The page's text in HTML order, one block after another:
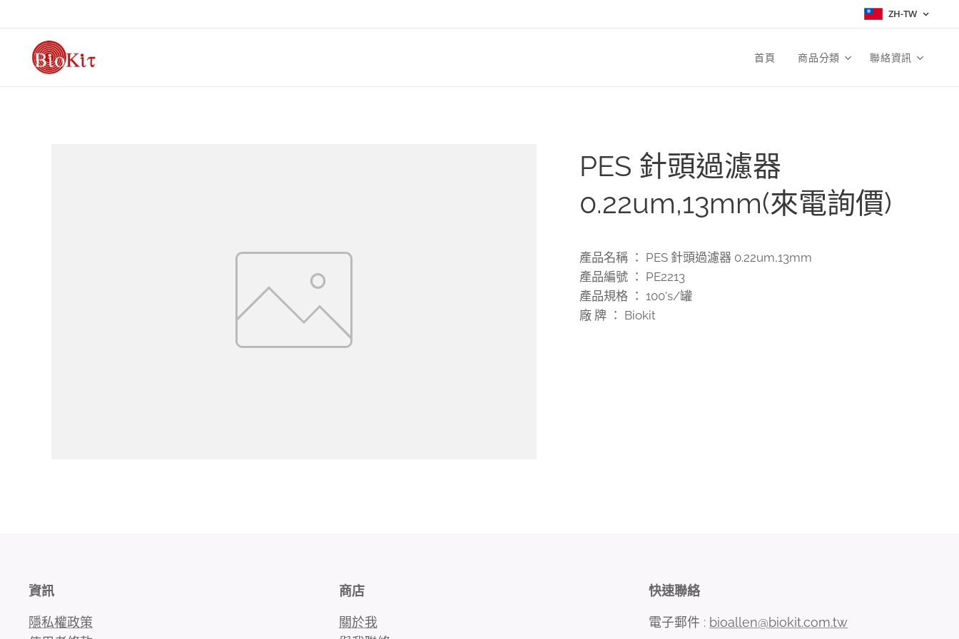
ZH-TW
首頁 商品分類 聯絡資訊
PES 針頭過濾器
0.22um,13mm(來電詢價)
產品名稱 ： PES 針頭過濾器 0.22um,13mm
產品編號 ： PE2213
產品規格 ： 100's/罐
廠 牌 ： Biokit
資訊
隱私權政策
商店
關於我
快速聯絡
電子郵件 : bioallen@biokit.com.tw